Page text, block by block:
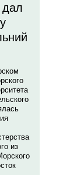
из